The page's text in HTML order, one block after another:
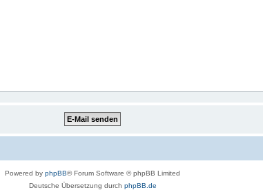
Powered by phpBB® Forum Software © phpBB Limited
Deutsche Übersetzung durch phpBB.de